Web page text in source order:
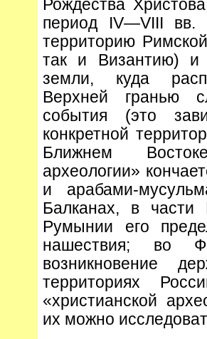
Рождества
период IV—VIII вв.
территорию
так и Византию) и
земли, куда
Верхней гранью
события (это
конкретной
Ближнем
археологии»
и арабами-
Балканах, в части
Румынии его
нашествия;
возникновение
территориях
«христианской
их можно